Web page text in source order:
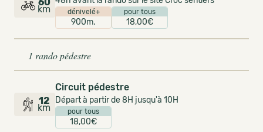
km dénivelé+
900m.
pour tous
18,00€
1 rando pédestre
12
km
Circuit pédestre
Départ à partir de 8H jusqu'à 10H
pour tous
18,00€